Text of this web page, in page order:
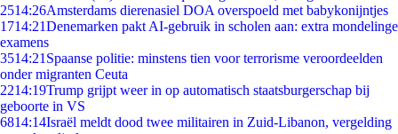
2514:26Amsterdams dierenasiel DOA overspoeld met babykonijntjes
1714:21Denemarken pakt AI-gebruik in scholen aan: extra mondelinge
examens
3514:21 Spaanse politie: minstens tien voor terrorisme veroordeelden
onder migranten Ceuta
2214:19Trump grijpt weer in op automatisch staatsburgerschap bij
geboorte in VS
6814:14Israël meldt dood twee militairen in Zuid-Libanon, vergelding